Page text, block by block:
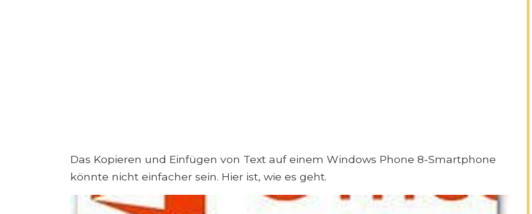
Das Kopieren und Einfügen von Text auf einem Windows Phone 8-Smartphone
könnte nicht einfacher sein. Hier ist, wie es geht.